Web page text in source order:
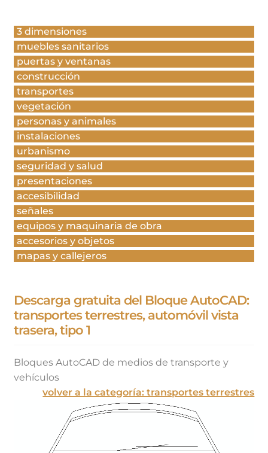
Descarga gratuita del Bloque AutoCAD:
transportes terrestres, automóvil vista
trasera, tipo 1
Bloques AutoCAD de medios de transporte y
vehículos
volver a la categoría: transportes terrestres
3 dimensiones
muebles sanitarios
puertas y ventanas
construcción
transportes
vegetación
personas y animales
instalaciones
urbanismo
seguridad y salud
presentaciones
accesibilidad
señales
equipos y maquinaria de obra
accesorios y objetos
mapas y callejeros